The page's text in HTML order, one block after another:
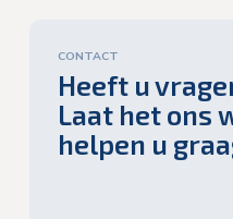
Heeft u
Laat het ons
helpen u
CONTACT